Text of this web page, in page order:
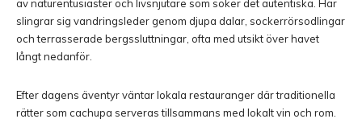
av naturentusiaster och livsnjutare som söker det autentiska. Här
slingrar sig vandringsleder genom djupa dalar, sockerrörsodlingar
och terrasserade bergssluttningar, ofta med utsikt över havet
långt nedanför.
Efter dagens äventyr väntar lokala restauranger där traditionella
rätter som cachupa serveras tillsammans med lokalt vin och rom.